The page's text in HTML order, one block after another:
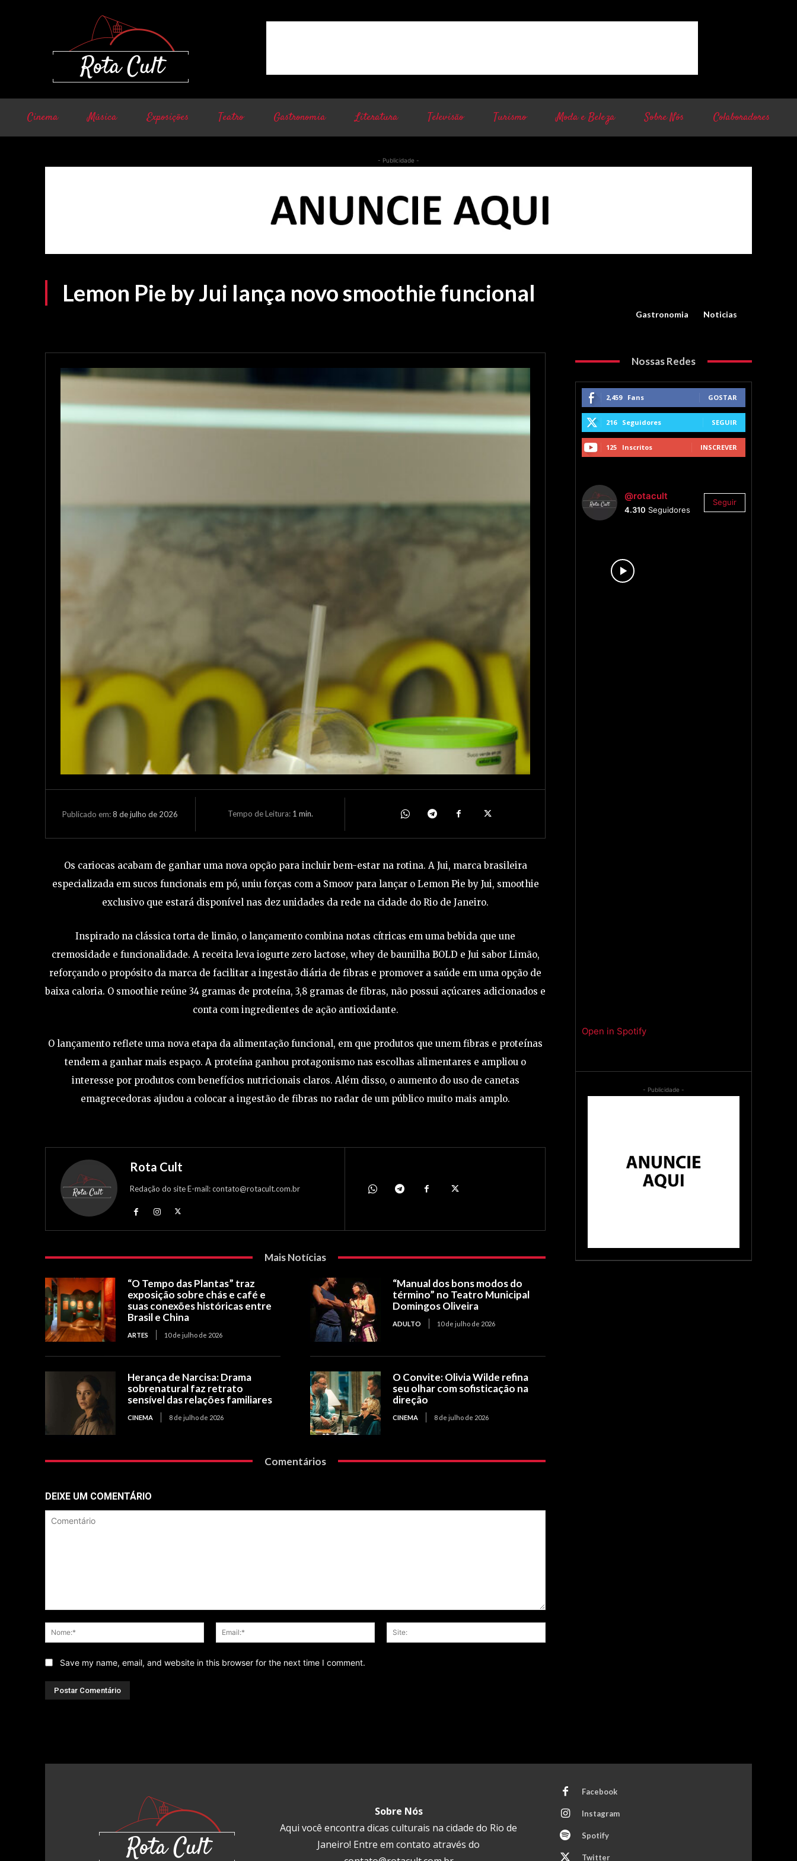
Cinema Música Exposições Teatro Gastronomia Literatura Televisão Turismo Moda e Beleza Sobre Nós Colaboradores
- Publicidade -
Lemon Pie by Jui lança novo smoothie funcional
Gastronomia Noticias
Publicado em: 8 de julho de 2026 Tempo de Leitura: 1 min.
Os cariocas acabam de ganhar uma nova opção para incluir bem-estar na rotina. A Jui, marca brasileira
especializada em sucos funcionais em pó, uniu forças com a Smoov para lançar o Lemon Pie by Jui, smoothie
exclusivo que estará disponível nas dez unidades da rede na cidade do Rio de Janeiro.
Inspirado na clássica torta de limão, o lançamento combina notas cítricas em uma bebida que une
cremosidade e funcionalidade. A receita leva iogurte zero lactose, whey de baunilha BOLD e Jui sabor Limão,
reforçando o propósito da marca de facilitar a ingestão diária de fibras e promover a saúde em uma opção de
baixa caloria. O smoothie reúne 34 gramas de proteína, 3,8 gramas de fibras, não possui açúcares adicionados e
conta com ingredientes de ação antioxidante.
O lançamento reflete uma nova etapa da alimentação funcional, em que produtos que unem fibras e proteínas
tendem a ganhar mais espaço. A proteína ganhou protagonismo nas escolhas alimentares e ampliou o
interesse por produtos com benefícios nutricionais claros. Além disso, o aumento do uso de canetas
emagrecedoras ajudou a colocar a ingestão de fibras no radar de um público muito mais amplo.
Rota Cult
Redação do site E-mail: contato@rotacult.com.br
Mais Notícias
“O Tempo das Plantas” traz
exposição sobre chás e café e
suas conexões históricas entre
Brasil e China
ARTES 10 de julho de 2026
“Manual dos bons modos do
término” no Teatro Municipal
Domingos Oliveira
ADULTO 10 de julho de 2026
Herança de Narcisa: Drama
sobrenatural faz retrato
sensível das relações familiares
CINEMA 8 de julho de 2026
O Convite: Olivia Wilde refina
seu olhar com sofisticação na
direção
CINEMA 8 de julho de 2026
Comentários
DEIXE UM COMENTÁRIO
Nome:*
Email:*
Save my name, email, and website in this browser for the next time I comment.
Nossas Redes
2,459 Fans GOSTAR
216 Seguidores SEGUIR
125 Inscritos INSCREVER
@rotacult
4.310 Seguidores
Seguir
Open in Spotify
- Publicidade -
Sobre Nós
Aqui você encontra dicas culturais na cidade do Rio de
Janeiro! Entre em contato através do
Facebook
Instagram
Spotify
Twitter